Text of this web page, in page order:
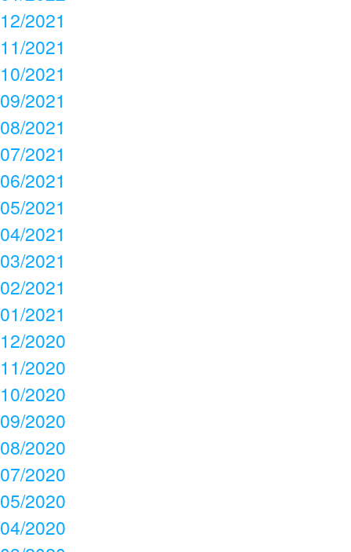
12/2021
11/2021
10/2021
09/2021
08/2021
07/2021
06/2021
05/2021
04/2021
03/2021
02/2021
01/2021
12/2020
11/2020
10/2020
09/2020
08/2020
07/2020
05/2020
04/2020